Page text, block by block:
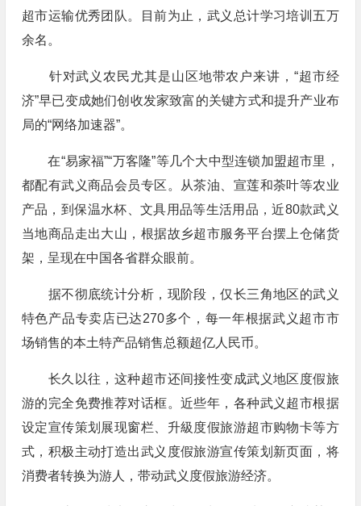
超市运输优秀团队。目前为止，武义总计学习培训五万
余名。
针对武义农民尤其是山区地带农户来讲，“超市经
济”早已变成她们创收发家致富的关键方式和提升产业布
局的“网络加速器”。
在“易家福”“万客隆”等几个大中型连锁加盟超市里，
都配有武义商品会员专区。从茶油、宣莲和荼叶等农业
产品，到保温水杯、文具用品等生活用品，近80款武义
当地商品走出大山，根据故乡超市服务平台摆上仓储货
架，呈现在中国各省群众眼前。
据不彻底统计分析，现阶段，仅长三角地区的武义
特色产品专卖店已达270多个，每一年根据武义超市市
场销售的本土特产品销售总额超亿人民币。
长久以往，这种超市还间接性变成武义地区度假旅
游的完全免费推荐对话框。近些年，各种武义超市根据
设定宣传策划展现窗栏、升級度假旅游超市购物卡等方
式，积极主动打造出武义度假旅游宣传策划新页面，将
消费者转换为游人，带动武义度假旅游经济。